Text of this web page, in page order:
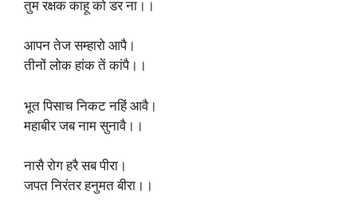
तुम रक्षक काहू को डर ना।।
आपन तेज सम्हारो आपै।
तीनों लोक हांक तें कांपै।।
भूत पिसाच निकट नहिं आवै।
महाबीर जब नाम सुनावै।।
नासै रोग हरै सब पीरा।
जपत निरंतर हनुमत बीरा।।